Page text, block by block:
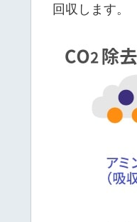
回収します。